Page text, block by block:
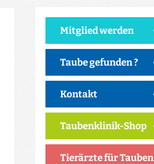
Mitglied werden
Taube gefunden ?
Kontakt
Taubenklinik-Shop
Tierärzte für Tauben